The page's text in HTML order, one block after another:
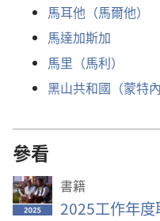
馬耳他（馬爾他）
馬達加斯加
馬里（馬利）
黑山共和國（蒙特內
參看
書籍
2025工作年